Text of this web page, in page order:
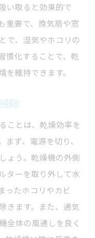
テナンス
のコツ
持ちさせる
をケア
の方法
い取ると効果的で
重要で、換気扇や窓
で、湿気やホコリの
慣化することで、乾
維持できます。
除
ことは、乾燥効率を
ず、電源を切り、
ょう。乾燥機の外側
ターを取り外して水
ったホコリやカビ
きます。また、通気
全体の風通しを良く